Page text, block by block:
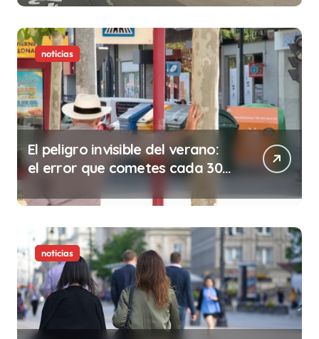
noticias
El peligro invisible del verano:
el error que cometes cada 30
minutos en tu trabajo (y la
ilegalidad que te puede costar
la vida)
noticias